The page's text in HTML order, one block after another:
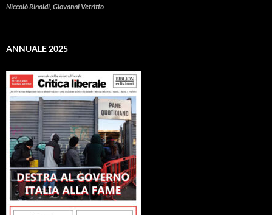
Niccolò Rinaldi, Giovanni Vetritto
ANNUALE 2025